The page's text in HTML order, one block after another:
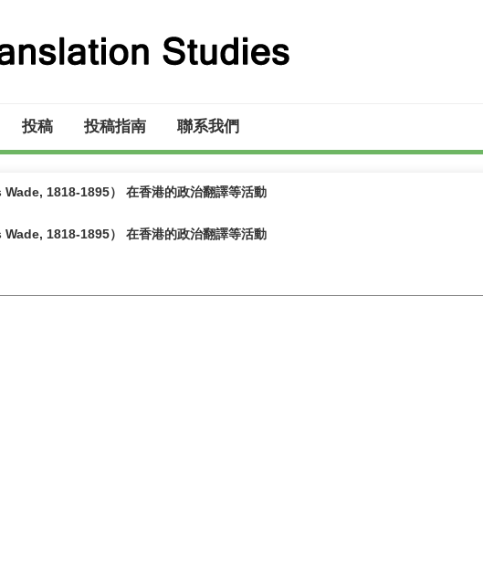
投稿 投稿指南 聯系我們
1818-1895） 在香港的政治翻譯等活動
1818-1895） 在香港的政治翻譯等活動